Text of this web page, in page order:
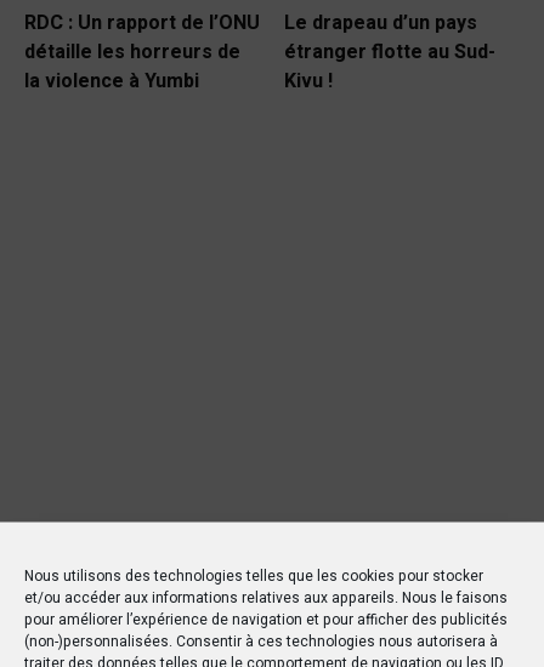
Nous utilisons des technologies telles que les cookies pour stocker
et/ou accéder aux informations relatives aux appareils. Nous le faisons
pour améliorer l’expérience de navigation et pour afficher des publicités
(non-)personnalisées. Consentir à ces technologies nous autorisera à
traiter des données telles que le comportement de navigation ou les ID
RDC : Un rapport de l’ONU
détaille les horreurs de
la violence à Yumbi
Le drapeau d’un pays
étranger flotte au Sud-
Kivu !